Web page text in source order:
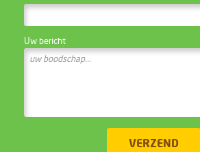
Uw bericht
VERZEND